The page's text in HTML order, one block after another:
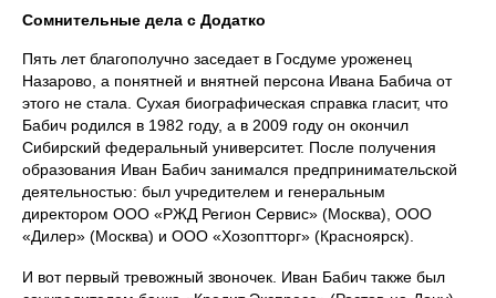
Сомнительные дела с Додатко
Пять лет благополучно заседает в Госдуме уроженец
Назарово, а понятней и внятней персона Ивана Бабича от
этого не стала. Сухая биографическая справка гласит, что
Бабич родился в 1982 году, а в 2009 году он окончил
Сибирский федеральный университет. После получения
образования Иван Бабич занимался предпринимательской
деятельностью: был учредителем и генеральным
директором ООО «РЖД Регион Сервис» (Москва), ООО
«Дилер» (Москва) и ООО «Хозоптторг» (Красноярск).
И вот первый тревожный звоночек. Иван Бабич также был